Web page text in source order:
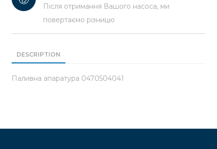
Після отримання Вашого насоса, ми
повертаємо різницю
DESCRIPTION
Паливна апаратура 0470504041